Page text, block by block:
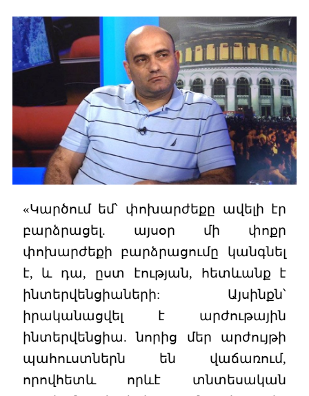
«Կարծում եմ՝ փոխարժեքը ավելի էր
բարձրացել. այսօր մի փոքր
փոխարժեքի բարձրացումը կանգնել
է, և դա, ըստ էության, հետևանք է
ինտերվենցիաների: Այսինքն՝
իրականացվել է արժութային
ինտերվենցիա. նորից մեր արժույթի
պահուստներն են վաճառում,
որովհետև որևէ տնտեսական